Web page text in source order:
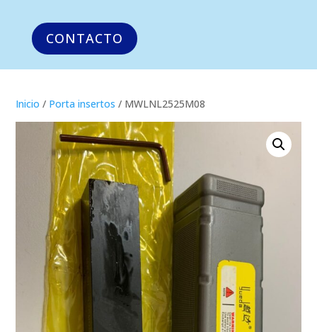
CONTACTO
Inicio / Porta insertos / MWLNL2525M08